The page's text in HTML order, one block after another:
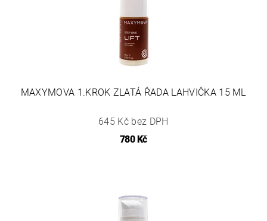
MAXYMOVA 1.KROK ZLATÁ ŘADA LAHVIČKA 15 ML
645 Kč bez DPH
780 Kč